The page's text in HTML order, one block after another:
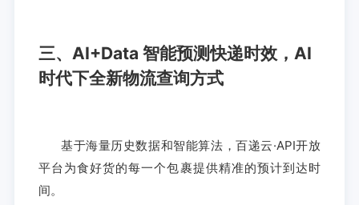
三、AI+Data 智能预测快递时效，AI
时代下全新物流查询方式
基于海量历史数据和智能算法，百递云·API开放
平台为食好货的每一个包裹提供精准的预计到达时
间。